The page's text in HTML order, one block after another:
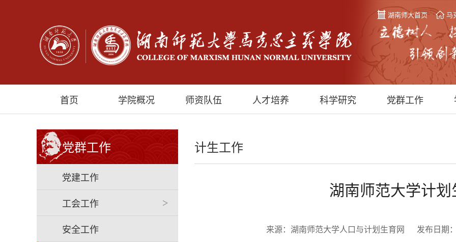
湖南师大首页 马
首页 学院概况 师资队伍 人才培养 科学研究 党群工作
党群工作
党建工作
工会工作
>
安全工作
计生工作
湖南师范大学计
来源：湖南师范大学人口与计划生育网 发布日期